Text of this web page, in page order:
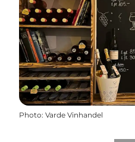
Photo: Varde Vinhandel